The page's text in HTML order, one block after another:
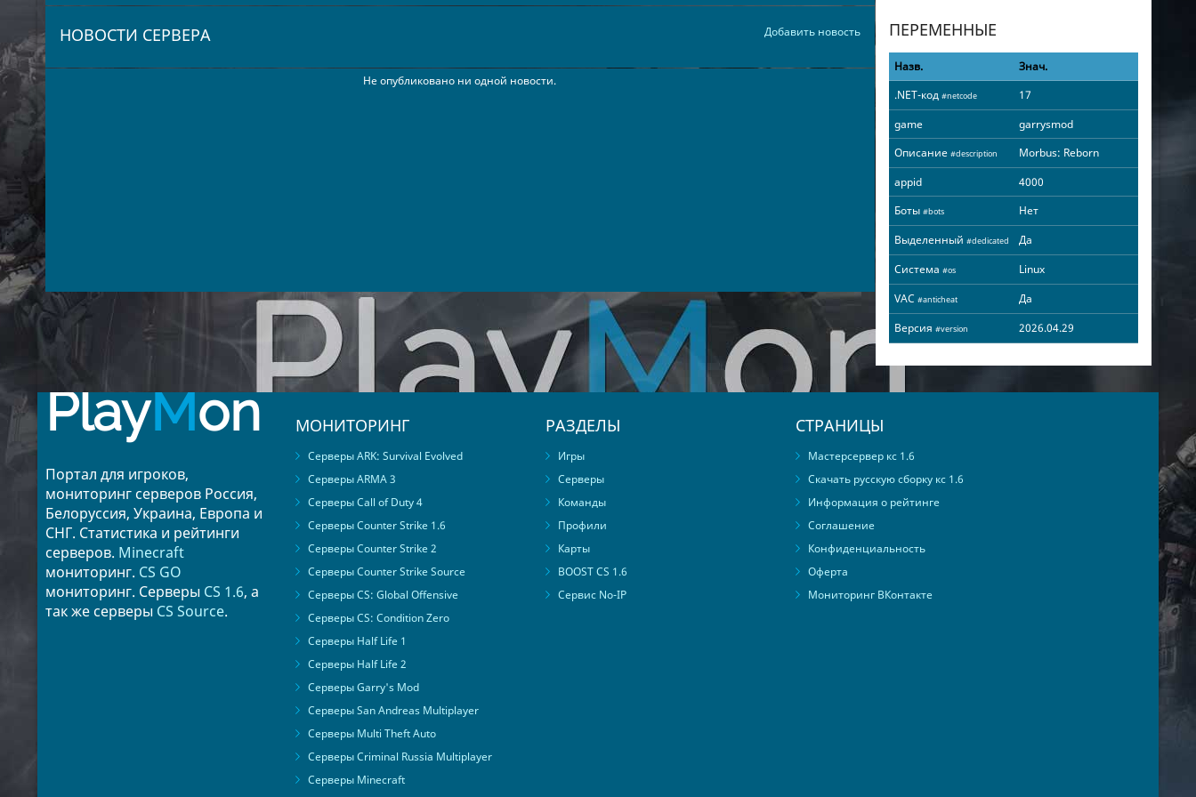
Добавить новость
НОВОСТИ СЕРВЕРА
Не опубликовано ни одной новости.
ПЕРЕМЕННЫЕ
Назв.
Знач.
.NET-код #netcode
17
game
garrysmod
Описание #description
Morbus: Reborn
appid
4000
Боты #bots
Нет
Выделенный #dedicated
Да
Система #os
Linux
VAC #anticheat
Да
Версия #version 2026.04.29
PlayMon
Портал для игроков,
мониторинг серверов Россия,
Белоруссия, Украина, Европа и
СНГ. Статистика и рейтинги
серверов. Minecraft
мониторинг. CS GO
мониторинг. Серверы CS 1.6, а
так же серверы CS Source.
МОНИТОРИНГ
Серверы ARK: Survival Evolved
Серверы ARMA 3
Серверы Call of Duty 4
Серверы Counter Strike 1.6
Серверы Counter Strike 2
Серверы Counter Strike Source
Серверы CS: Global Offensive
Серверы CS: Condition Zero
Серверы Half Life 1
Серверы Half Life 2
Серверы Garry's Mod
Серверы San Andreas Multiplayer
Серверы Multi Theft Auto
Серверы Criminal Russia Multiplayer
Серверы Minecraft
РАЗДЕЛЫ
Игры
Серверы
Команды
Профили
Карты
BOOST CS 1.6
Сервис No-IP
СТРАНИЦЫ
Мастерсервер кс 1.6
Скачать русскую сборку кс 1.6
Информация о рейтинге
Соглашение
Конфиденциальность
Оферта
Мониторинг ВКонтакте